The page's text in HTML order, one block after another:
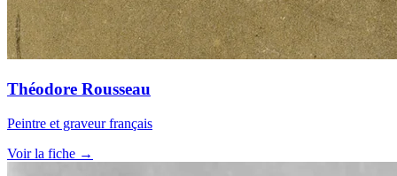
Théodore Rousseau
Peintre et graveur français
Voir la fiche →